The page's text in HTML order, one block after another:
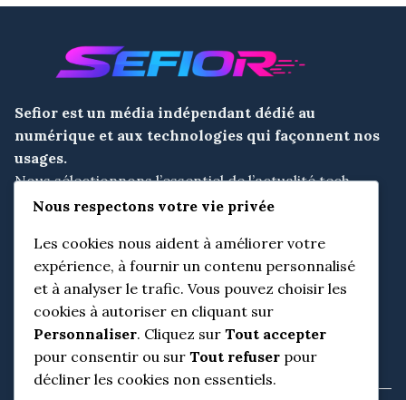
Sefior est un média indépendant dédié au
numérique et aux technologies qui façonnent nos
usages.
Nous sélectionnons l’essentiel de l’actualité tech,
l’analysons avec recul et la mettons en perspective
anticiper.
Informations utiles
L’équipe éditoriale
Nous respectons votre vie privée
Les cookies nous aident à améliorer votre
expérience, à fournir un contenu personnalisé
et à analyser le trafic. Vous pouvez choisir les
cookies à autoriser en cliquant sur
Personnaliser. Cliquez sur Tout accepter
pour consentir ou sur Tout refuser pour
décliner les cookies non essentiels.